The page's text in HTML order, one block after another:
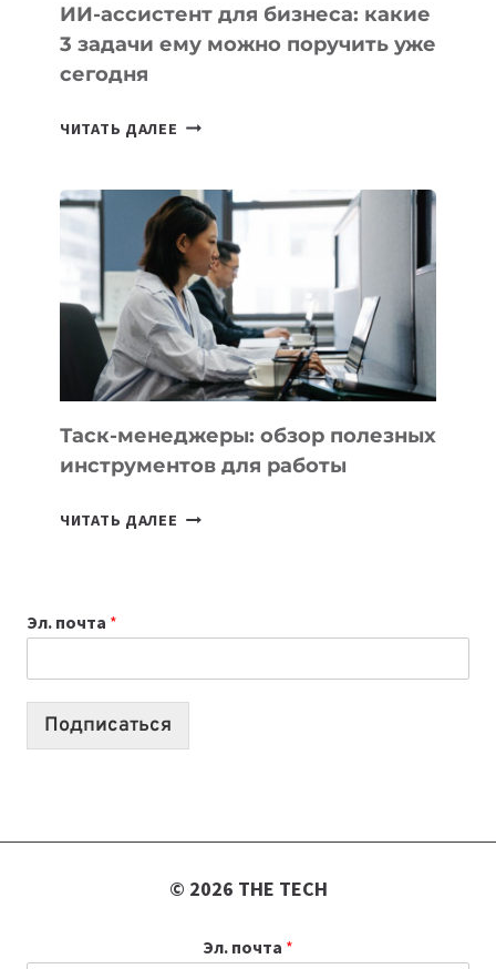
ИИ-ассистент для бизнеса: какие
3 задачи ему можно поручить уже
сегодня
ЧИТАТЬ ДАЛЕЕ ИИ-
БИЗНЕСА:
КАКИЕ
3
ЗАДАЧИ
ЕМУ
МОЖНО
ПОРУЧИТЬ
УЖЕ
СЕГОДНЯ
Таск-менеджеры: обзор полезных
инструментов для работы
ЧИТАТЬ ДАЛЕЕ ТАСК-
РАБОТЫ
Эл. почта *
Подписаться
© 2026 THE TECH
Эл. почта *